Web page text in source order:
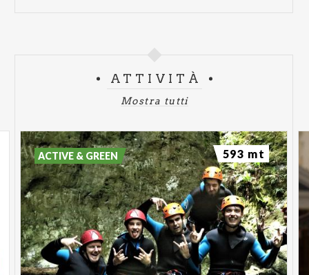
ATTIVITÀ
Mostra tutti
ACTIVE & GREEN 593 mt